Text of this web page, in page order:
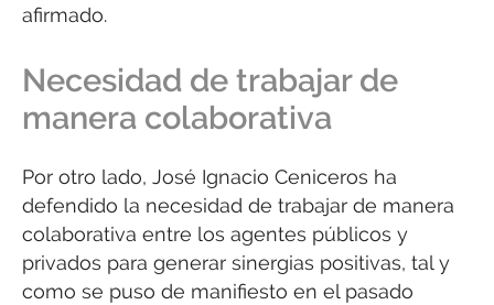
afirmado.
Necesidad de trabajar de
manera colaborativa
Por otro lado, José Ignacio Ceniceros ha
defendido la necesidad de trabajar de manera
colaborativa entre los agentes públicos y
privados para generar sinergias positivas, tal y
como se puso de manifiesto en el pasado